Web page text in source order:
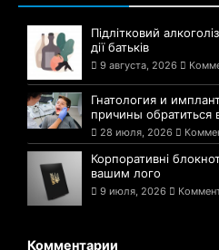
Підлітковий
дії батьків
9 августа, 2026
Гнатология и
причины
28 июля, 2026
Корпоративні
вашим лого
9 июля, 2026
Комментарии